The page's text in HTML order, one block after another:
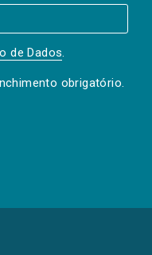
de Dados.
obrigatório.